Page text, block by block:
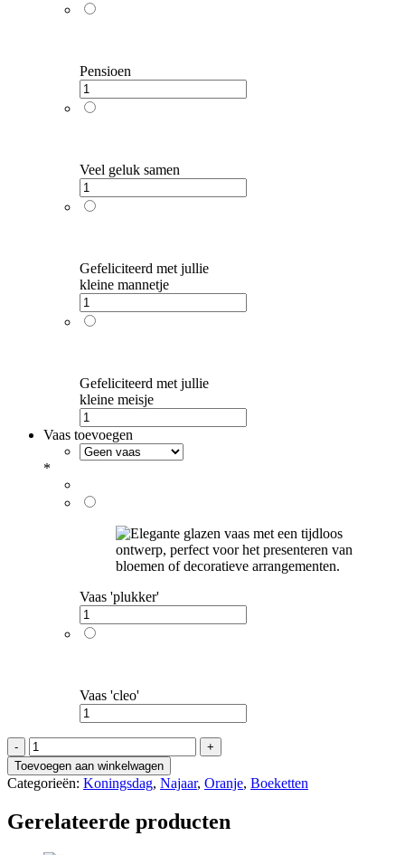
Pensioen
Veel geluk samen
Gefeliciteerd met jullie
kleine mannetje
Gefeliciteerd met jullie
kleine meisje
Vaas toevoegen
*
Vaas 'plukker'
Vaas 'cleo'
Maxima
aantal
Toevoegen aan winkelwagen
Categorieën: Koningsdag, Najaar, Oranje, Boeketten
Gerelateerde producten